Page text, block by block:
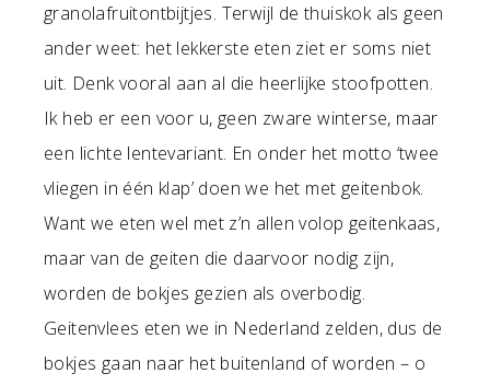
granolafruitontbijtjes. Terwijl de thuiskok als geen
ander weet: het lekkerste eten ziet er soms niet
uit. Denk vooral aan al die heerlijke stoofpotten.
Ik heb er een voor u, geen zware winterse, maar
een lichte lentevariant. En onder het motto ‘twee
vliegen in één klap’ doen we het met geitenbok.
Want we eten wel met z’n allen volop geitenkaas,
maar van de geiten die daarvoor nodig zijn,
worden de bokjes gezien als overbodig.
Geitenvlees eten we in Nederland zelden, dus de
bokjes gaan naar het buitenland of worden – o